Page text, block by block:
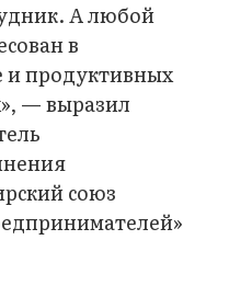
А любой
в
продуктивных
— выразил
союз